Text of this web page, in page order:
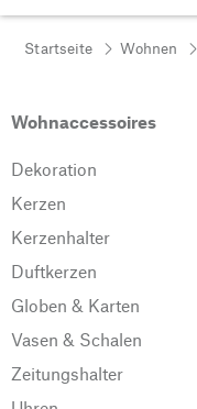
Startseite Wohnen
Wohnaccessoires
Dekoration
Kerzen
Kerzenhalter
Duftkerzen
Globen & Karten
Vasen & Schalen
Zeitungshalter